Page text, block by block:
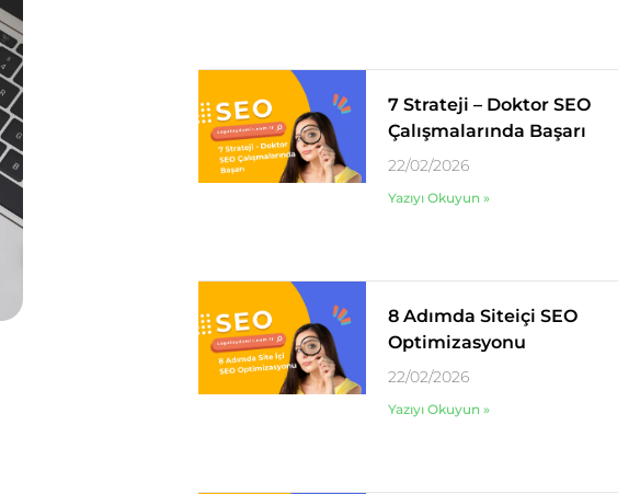
7 Strateji – Doktor SEO
Çalışmalarında Başarı
22/02/2026
Yazıyı Okuyun »
8 Adımda Siteiçi SEO
Optimizasyonu
22/02/2026
Yazıyı Okuyun »